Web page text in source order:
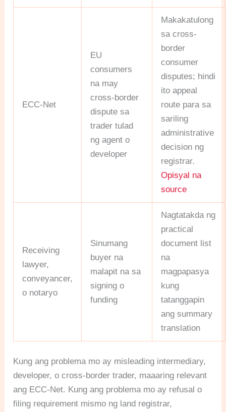
ECC-Net
EU
consumers
na may
cross-border
dispute sa
trader tulad
ng agent o
developer
Makakatulong
sa cross-
border
consumer
disputes; hindi
ito appeal
route para sa
sariling
administrative
decision ng
registrar.
Opisyal na
source
Receiving
lawyer,
conveyancer,
o notaryo
Sinumang
buyer na
malapit na sa
signing o
funding
Nagtatakda ng
practical
document list
na
magpapasya
kung
tatanggapin
ang summary
translation
Kung ang problema mo ay misleading intermediary,
developer, o cross-border trader, maaaring relevant
ang ECC-Net. Kung ang problema mo ay refusal o
filing requirement mismo ng land registrar,